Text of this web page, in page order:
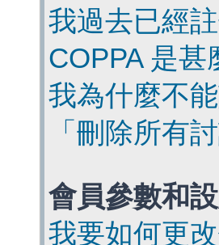
我過去已經
COPPA 是甚
我為什麼不
「刪除所有
會員參數和
我要如何更